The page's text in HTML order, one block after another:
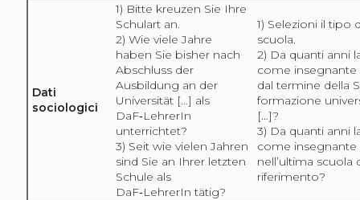
Dati
sociologici
1) Bitte kreuzen Sie Ihre
Schulart an.
2) Wie viele Jahre
haben Sie bisher nach
Abschluss der
Ausbildung an der
Universität […] als
DaF‑LehrerIn
unterrichtet?
3) Seit wie vielen Jahren
sind Sie an Ihrer letzten
Schule als
DaF‑LehrerIn tätig?
1) Selezioni il tipo
scuola.
2) Da quanti anni
come insegnante
dal termine della
formazione
[…]?
3) Da quanti anni
come insegnante
nell’ultima scuola
riferimento?